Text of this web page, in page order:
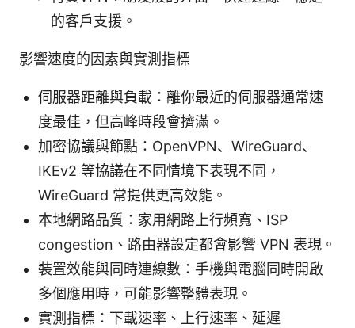
的客戶支援。
影響速度的因素與實測指標
伺服器距離與負載：離你最近的伺服器通常速
度最佳，但高峰時段會擠滿。
加密協議與節點：OpenVPN、WireGuard、
IKEv2 等協議在不同情境下表現不同，
WireGuard 常提供更高效能。
本地網路品質：家用網路上行頻寬、ISP
congestion、路由器設定都會影響 VPN 表現。
裝置效能與同時連線數：手機與電腦同時開啟
多個應用時，可能影響整體表現。
實測指標：下載速率、上行速率、延遲